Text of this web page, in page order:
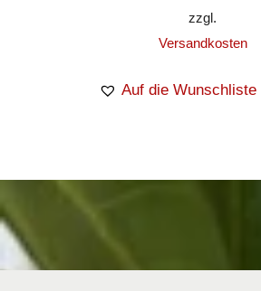
zzgl.
Versandkosten
Auf die Wunschliste